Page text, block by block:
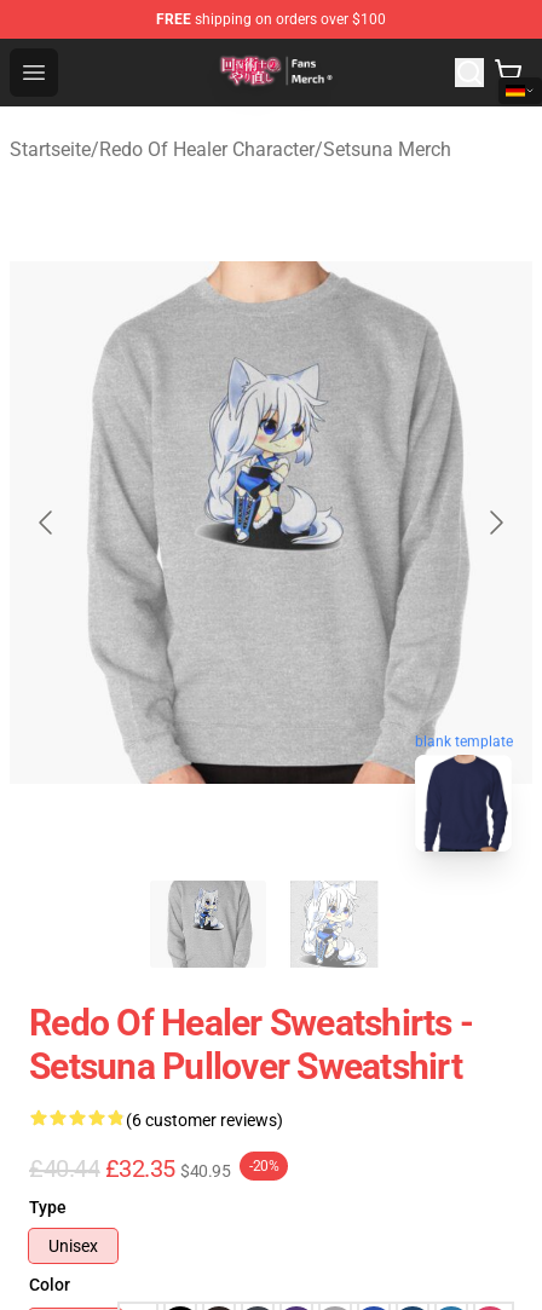
FREE shipping on orders over $100
Open menu
Redo Of Healer Store - Official Redo Of Healer
Startseite/Redo Of Healer Character/Setsuna Merch
blank template
Redo Of Healer Sweatshirts -
Setsuna Pullover Sweatshirt
(6 customer reviews)
£40.44 £32.35 $40.95 -20%
Type
Unisex
Color